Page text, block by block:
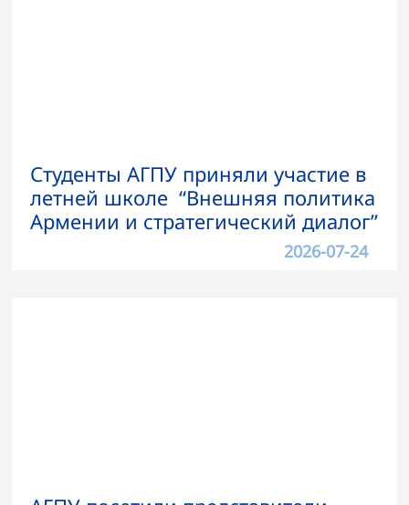
Студенты АГПУ приняли участие в
летней школе “Внешняя политика
Армении и стратегический диалог”
2026-07-24